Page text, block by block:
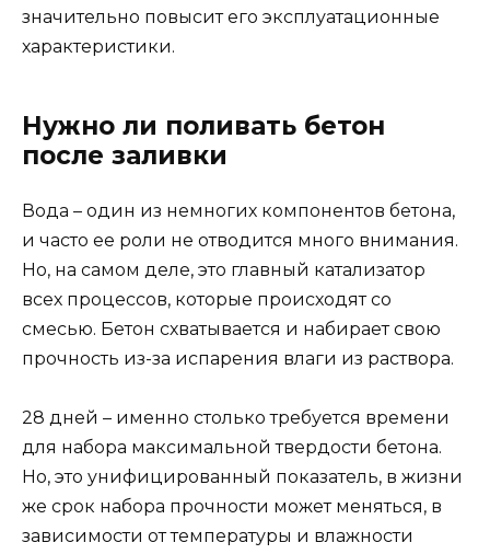
значительно повысит его эксплуатационные
характеристики.
Нужно ли поливать бетон
после заливки
Вода – один из немногих компонентов бетона,
и часто ее роли не отводится много внимания.
Но, на самом деле, это главный катализатор
всех процессов, которые происходят со
смесью. Бетон схватывается и набирает свою
прочность из-за испарения влаги из раствора.
28 дней – именно столько требуется времени
для набора максимальной твердости бетона.
Но, это унифицированный показатель, в жизни
же срок набора прочности может меняться, в
зависимости от температуры и влажности